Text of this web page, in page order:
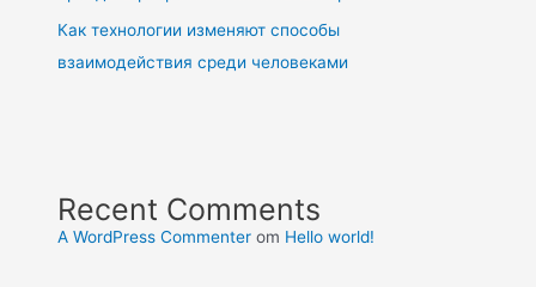
Как технологии изменяют способы
взаимодействия среди человеками
Recent Comments
A WordPress Commenter om Hello world!